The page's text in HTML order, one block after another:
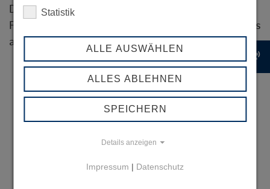
record_voice_over
Statistik
ALLE AUSWÄHLEN
ALLES ABLEHNEN
SPEICHERN
Details anzeigen
Impressum | Datenschutz
Deutschland und sind in Blockchain-bezogenen
Forschungs- und Entwicklungs-Projekten mit Fokus
auf Anwendungen im Mittelstand involviert.